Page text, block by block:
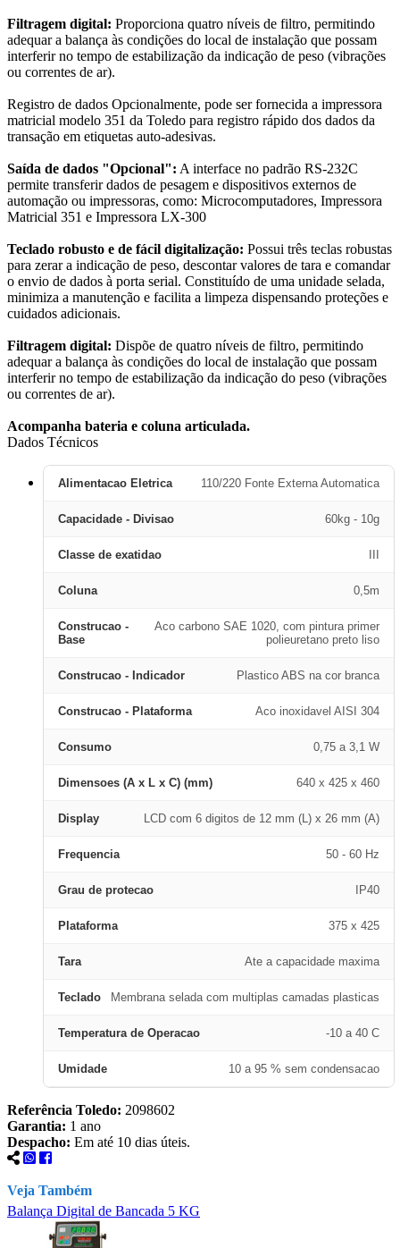
Filtragem digital: Proporciona quatro níveis de filtro, permitindo
adequar a balança às condições do local de instalação que possam
interferir no tempo de estabilização da indicação de peso (vibrações
ou correntes de ar).
Registro de dados Opcionalmente, pode ser fornecida a impressora
matricial modelo 351 da Toledo para registro rápido dos dados da
transação em etiquetas auto-adesivas.
Saída de dados "Opcional": A interface no padrão RS-232C
permite transferir dados de pesagem e dispositivos externos de
automação ou impressoras, como: Microcomputadores, Impressora
Matricial 351 e Impressora LX-300
Teclado robusto e de fácil digitalização: Possui três teclas robustas
para zerar a indicação de peso, descontar valores de tara e comandar
o envio de dados à porta serial. Constituído de uma unidade selada,
minimiza a manutenção e facilita a limpeza dispensando proteções e
cuidados adicionais.
Filtragem digital: Dispõe de quatro níveis de filtro, permitindo
adequar a balança às condições do local de instalação que possam
interferir no tempo de estabilização da indicação do peso (vibrações
ou correntes de ar).
Acompanha bateria e coluna articulada.
Dados Técnicos
Alimentacao Eletrica 110/220 Fonte Externa Automatica
Capacidade - Divisao 60kg - 10g
Classe de exatidao
Coluna 0,5m
Construcao -
Base
Aco carbono SAE 1020, com pintura primer
polieuretano preto liso
Construcao - Indicador Plastico ABS na cor branca
Construcao - Plataforma Aco inoxidavel AISI 304
Consumo 0,75 a 3,1 W
Dimensoes (A x L x C) (mm) 640 x 425 x 460
Display LCD com 6 digitos de 12 mm (L) x 26 mm (A)
Frequencia 50 - 60 Hz
Grau de protecao IP40
Plataforma 375 x 425
Tara Ate a capacidade maxima
Teclado Membrana selada com multiplas camadas plasticas
Temperatura de Operacao -10 a 40 C
Umidade 10 a 95 % sem condensacao
Referência Toledo: 2098602
Garantia: 1 ano
Despacho: Em até 10 dias úteis.
Veja Também
Balança Digital de Bancada 5 KG